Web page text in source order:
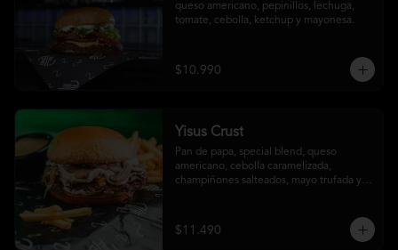
queso americano, pepinillos, lechuga,
tomate, cebolla, ketchup y mayonesa.
$10.990
Yisus Crust
Pan de papa, special blend, queso
americano, cebolla caramelizada,
champiñones salteados, mayo trufada y
$11.490